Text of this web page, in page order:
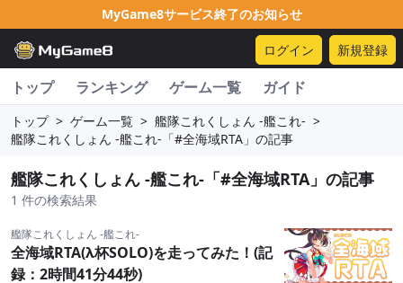
MyGame8サービス終了のお知らせ
ログイン 新規登録
トップ ランキング ゲーム一覧 ガイド
トップ > ゲーム一覧 > 艦隊これくしょん -艦これ- >
艦隊これくしょん -艦これ-「#全海域RTA」の記事
艦隊これくしょん -艦これ-「#全海域RTA」の記事
1 件の検索結果
艦隊これくしょん -艦これ-
全海域RTA(λ杯SOLO)を走ってみた！(記
録：2時間41分44秒)